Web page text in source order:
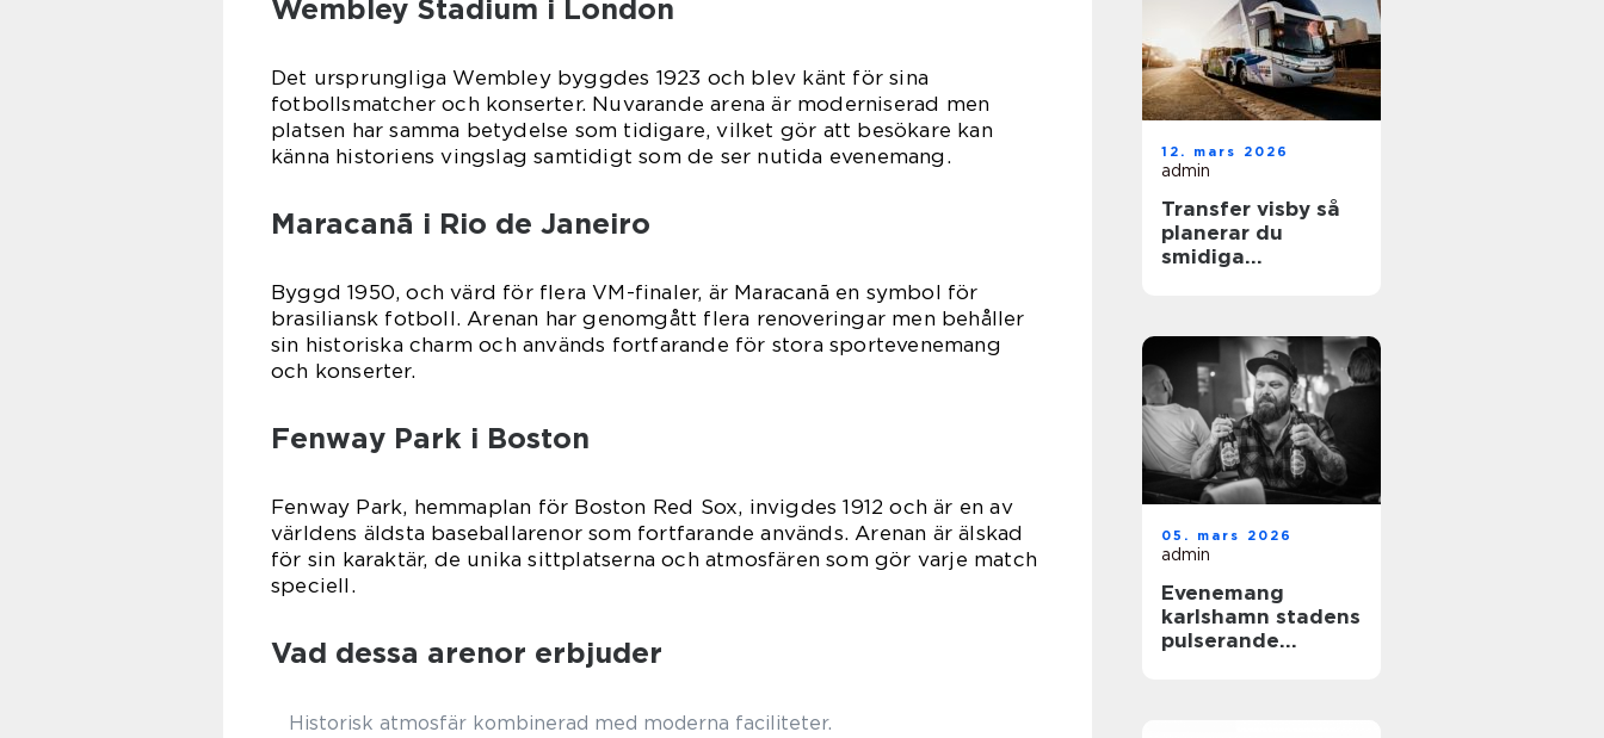
Wembley Stadium i London
Det ursprungliga Wembley byggdes 1923 och blev känt för sina
fotbollsmatcher och konserter. Nuvarande arena är moderniserad men
platsen har samma betydelse som tidigare, vilket gör att besökare kan
känna historiens vingslag samtidigt som de ser nutida evenemang.
Maracanã i Rio de Janeiro
Byggd 1950, och värd för flera VM-finaler, är Maracanã en symbol för
brasiliansk fotboll. Arenan har genomgått flera renoveringar men behåller
sin historiska charm och används fortfarande för stora sportevenemang
och konserter.
Fenway Park i Boston
Fenway Park, hemmaplan för Boston Red Sox, invigdes 1912 och är en av
världens äldsta baseballarenor som fortfarande används. Arenan är älskad
för sin karaktär, de unika sittplatserna och atmosfären som gör varje match
speciell.
Vad dessa arenor erbjuder
Historisk atmosfär kombinerad med moderna faciliteter.
12. mars 2026
admin
Transfer visby så
planerar du
smidiga
05. mars 2026
admin
Evenemang
karlshamn stadens
pulserande